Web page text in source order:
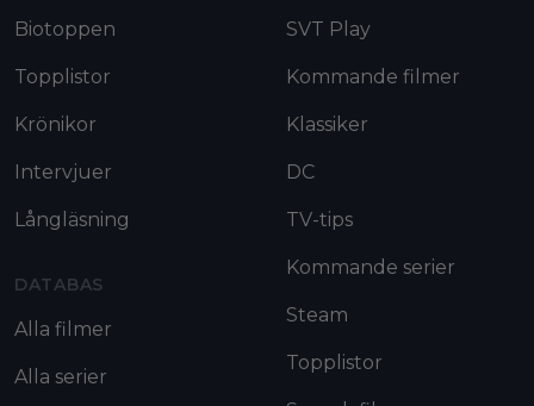
Biotoppen
Topplistor
Krönikor
Intervjuer
Långläsning
DATABAS
Alla filmer
Alla serier
SVT Play
Kommande filmer
Klassiker
DC
TV-tips
Kommande serier
Steam
Topplistor